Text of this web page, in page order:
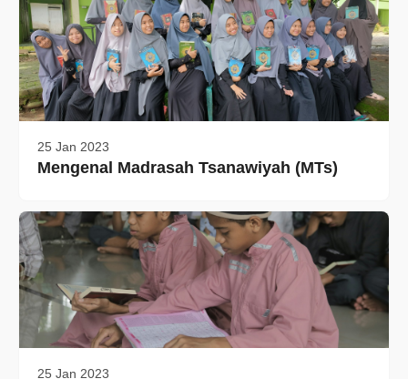
25 Jan 2023
Mengenal Madrasah Tsanawiyah (MTs)
25 Jan 2023